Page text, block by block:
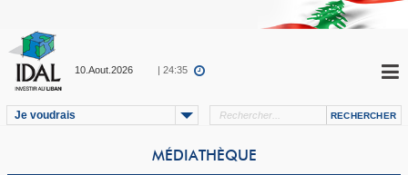
10.Aout.2026 | 24:35
Je voudrais
MÉDIATHÈQUE